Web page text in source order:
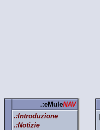
.:eMuleNAV
.:Introduzione
.:Notizie